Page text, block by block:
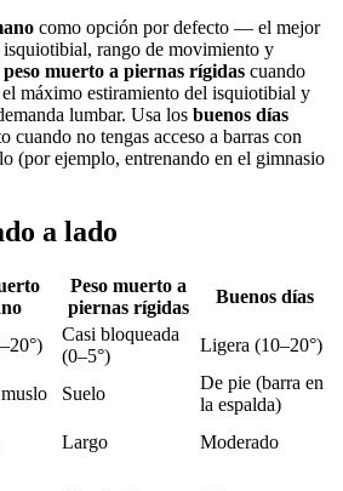
como opción por defecto — el mejor
rango de movimiento y
peso muerto a piernas rígidas cuando
el máximo estiramiento del isquiotibial y
lumbar. Usa los buenos días
cuando no tengas acceso a barras con
(por ejemplo, entrenando en el gimnasio
a lado
Peso muerto a
piernas rígidas
Buenos días
Casi bloqueada
(0–5°)
Ligera (10–20°)
Suelo
De pie (barra en
la espalda)
Largo
Moderado